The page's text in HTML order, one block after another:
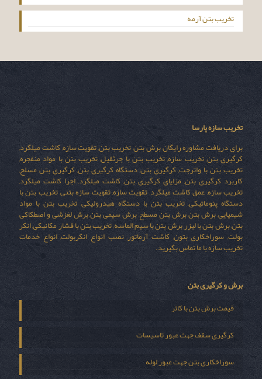
تخریب بتن آرمه
تخریب سازه پارسا
برای دریافت مشاوره رایگان برش بتن, تخریب بتن, تقویت سازه, کاشت میلگرد,
کرگیری بتن, تخریب سازه, تخریب بتن با جرثقیل, تخریب بتن با مواد منفجره,
تخریب بتن با واترجت, کرگیری بتن, دستگاه کرگیری بتن, کرگیری بتن مسلح,
کاربرد کرگیری بتن, مزایای کرگیری بتن, کاشت میلگرد, اجرا کاشت میلگرد,
تخریب سازه, عمق کاشت میلگرد, تقویت سازه, تقویت سازه بتنی, تخریب بتن با
دستگاه پنوماتیکی, تخریب بتن با دستگاه هیدرولیکی, تخریب بتن با مواد
شیمیایی, برش بتن, برش بتن مسطح, برش سیمی بتن, برش لغزشی و اصطکاکی
بتن, برش بتن با لیزر, برش بتن با سیم الماسه, تخریب بتن با فشار مکانیکی, انکر
بولت, سوراخکاری بتون, کاشت آرماتور, نصب انواع انکربولت, انواع خدمات
تخریب سازه با ما تماس بگیرید.
برش و کرگیری بتن
قیمت برش بتن با کاتر
کرگیری سقف جهت عبور تاسیسات
سوراخکاری بتن جهت عبور لوله